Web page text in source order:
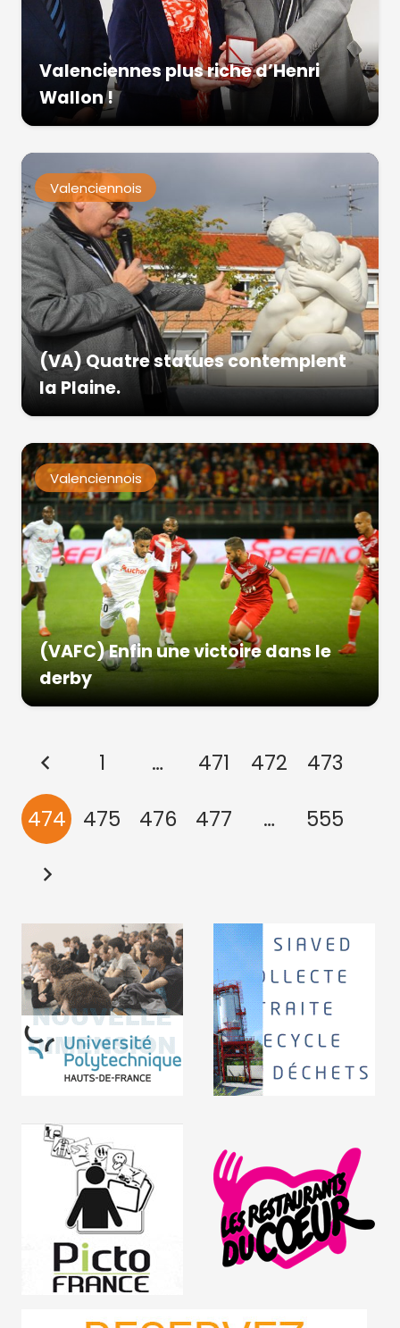
Valenciennes plus riche d’Henri
Wallon !
Valenciennois
(VA) Quatre statues contemplent
la Plaine.
Valenciennois
(VAFC) Enfin une victoire dans le
derby
1 … 471 472
473
474
475 476 477 … 555